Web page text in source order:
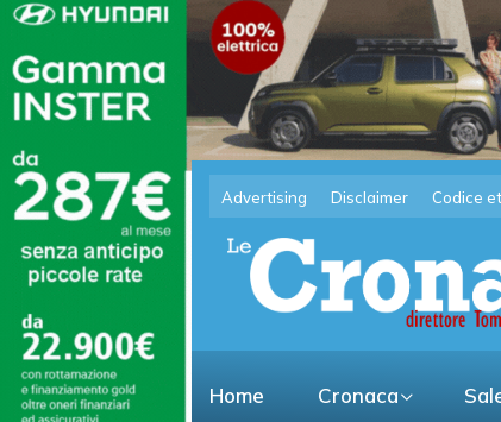
Advertising Disclaimer Codice
Home Cronaca